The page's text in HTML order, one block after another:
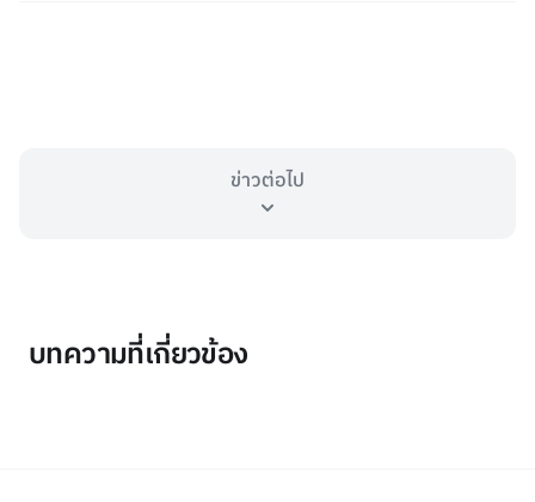
ข่าวต่อไป
บทความที่เกี่ยวข้อง